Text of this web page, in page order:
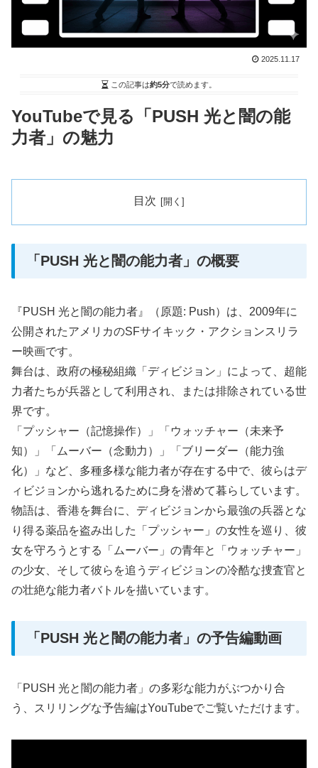
2025.11.17
この記事は約5分で読めます。
YouTubeで見る「PUSH 光と闇の能
力者」の魅力
目次
「PUSH 光と闇の能力者」の概要
『PUSH 光と闇の能力者』（原題: Push）は、2009年に
公開されたアメリカのSFサイキック・アクションスリラ
ー映画です。
舞台は、政府の極秘組織「ディビジョン」によって、超能
力者たちが兵器として利用され、または排除されている世
界です。
「プッシャー（記憶操作）」「ウォッチャー（未来予
知）」「ムーバー（念動力）」「ブリーダー（能力強
化）」など、多種多様な能力者が存在する中で、彼らはデ
ィビジョンから逃れるために身を潜めて暮らしています。
物語は、香港を舞台に、ディビジョンから最強の兵器とな
り得る薬品を盗み出した「プッシャー」の女性を巡り、彼
女を守ろうとする「ムーバー」の青年と「ウォッチャー」
の少女、そして彼らを追うディビジョンの冷酷な捜査官と
の壮絶な能力者バトルを描いています。
「PUSH 光と闇の能力者」の予告編動画
「PUSH 光と闇の能力者」の多彩な能力がぶつかり合
う、スリリングな予告編はYouTubeでご覧いただけます。